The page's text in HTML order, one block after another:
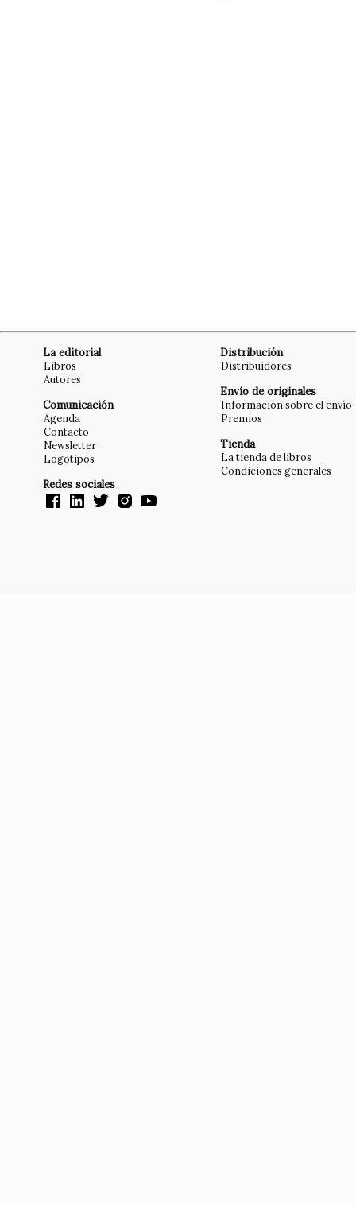
La editorial
Libros
Autores
Comunicación
Agenda
Contacto
Newsletter
Logotipos
Redes sociales
Distribución
Distribuidores
Envío de originales
Información sobre el envío
Premios
Tienda
La tienda de libros
Condiciones generales